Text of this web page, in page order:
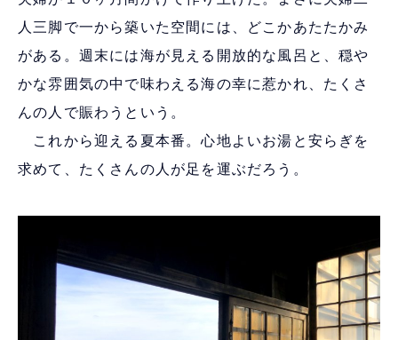
人三脚で一から築いた空間には、どこかあたたかみ
がある。週末には海が見える開放的な風呂と、穏や
かな雰囲気の中で味わえる海の幸に惹かれ、たくさ
んの人で賑わうという。
これから迎える夏本番。心地よいお湯と安らぎを
求めて、たくさんの人が足を運ぶだろう。